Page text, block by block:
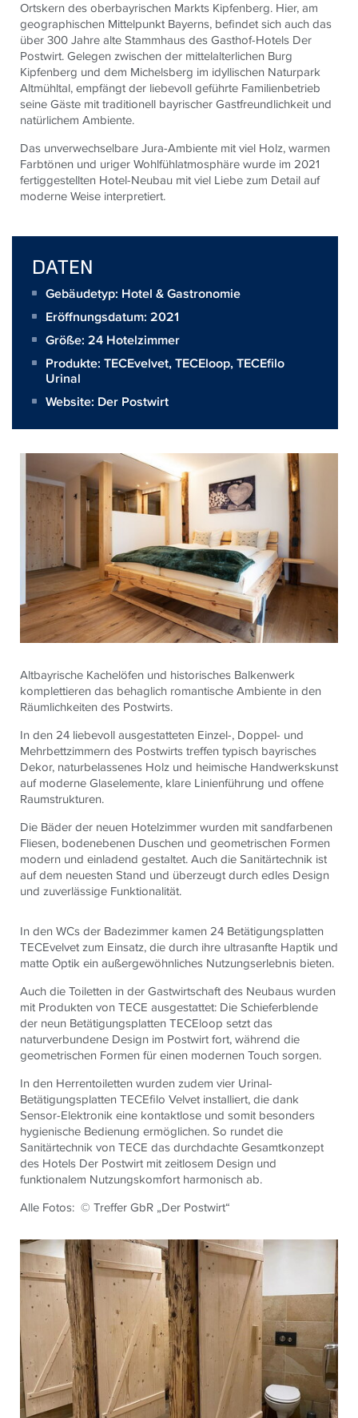
Ortskern des oberbayrischen Markts Kipfenberg. Hier, am
geographischen Mittelpunkt Bayerns, befindet sich auch das
über 300 Jahre alte Stammhaus des Gasthof-Hotels Der
Postwirt. Gelegen zwischen der mittelalterlichen Burg
Kipfenberg und dem Michelsberg im idyllischen Naturpark
Altmühltal, empfängt der liebevoll geführte Familienbetrieb
seine Gäste mit traditionell bayrischer Gastfreundlichkeit und
natürlichem Ambiente.
Das unverwechselbare Jura-Ambiente mit viel Holz, warmen
Farbtönen und uriger Wohlfühlatmosphäre wurde im 2021
fertiggestellten Hotel-Neubau mit viel Liebe zum Detail auf
moderne Weise interpretiert.
DATEN
Gebäudetyp: Hotel & Gastronomie
Eröffnungsdatum: 2021
Größe: 24 Hotelzimmer
Produkte: TECEvelvet,TECEloop,TECEfilo
Urinal
Website: Der Postwirt
Altbayrische Kachelöfen und historisches Balkenwerk
komplettieren das behaglich romantische Ambiente in den
Räumlichkeiten des Postwirts.
In den 24 liebevoll ausgestatteten Einzel-, Doppel- und
Mehrbettzimmern des Postwirts treffen typisch bayrisches
Dekor, naturbelassenes Holz und heimische Handwerkskunst
auf moderne Glaselemente, klare Linienführung und offene
Raumstrukturen.
Die Bäder der neuen Hotelzimmer wurden mit sandfarbenen
Fliesen, bodenebenen Duschen und geometrischen Formen
modern und einladend gestaltet. Auch die Sanitärtechnik ist
auf dem neuesten Stand und überzeugt durch edles Design
und zuverlässige Funktionalität.
In den WCs der Badezimmer kamen 24 Betätigungsplatten
TECEvelvet zum Einsatz, die durch ihre ultrasanfte Haptik und
matte Optik ein außergewöhnliches Nutzungserlebnis bieten.
Auch die Toiletten in der Gastwirtschaft des Neubaus wurden
mit Produkten von TECE ausgestattet: Die Schieferblende
der neun Betätigungsplatten TECEloop setzt das
naturverbundene Design im Postwirt fort, während die
geometrischen Formen für einen modernen Touch sorgen.
In den Herrentoiletten wurden zudem vier Urinal-
Betätigungsplatten TECEfilo Velvet installiert, die dank
Sensor-Elektronik eine kontaktlose und somit besonders
hygienische Bedienung ermöglichen. So rundet die
Sanitärtechnik von TECE das durchdachte Gesamtkonzept
des Hotels Der Postwirt mit zeitlosem Design und
funktionalem Nutzungskomfort harmonisch ab.
Alle Fotos: © Treffer GbR „Der Postwirt“